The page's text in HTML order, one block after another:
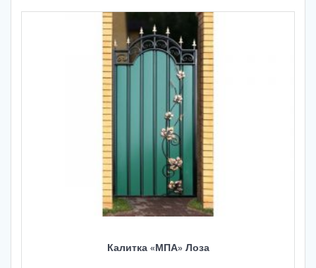
Калитка «МПА» Лоза